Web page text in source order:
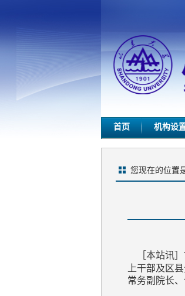
首页 机构设
您现在的位置
［本站讯
上干部及区
常务副院长